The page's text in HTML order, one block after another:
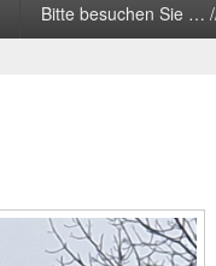
Bitte besuchen Sie …